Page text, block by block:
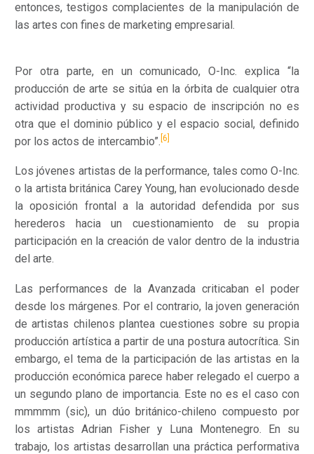
entonces, testigos complacientes de la manipulación de
las artes con fines de marketing empresarial.
Por otra parte, en un comunicado, O-Inc. explica “la
producción de arte se sitúa en la órbita de cualquier otra
actividad productiva y su espacio de inscripción no es
otra que el dominio público y el espacio social, definido
por los actos de intercambio”. [6]
Los jóvenes artistas de la performance, tales como O-Inc.
o la artista británica Carey Young, han evolucionado desde
la oposición frontal a la autoridad defendida por sus
herederos hacia un cuestionamiento de su propia
participación en la creación de valor dentro de la industria
del arte.
Las performances de la Avanzada criticaban el poder
desde los márgenes. Por el contrario, la joven generación
de artistas chilenos plantea cuestiones sobre su propia
producción artística a partir de una postura autocrítica. Sin
embargo, el tema de la participación de las artistas en la
producción económica parece haber relegado el cuerpo a
un segundo plano de importancia. Este no es el caso con
mmmmm (sic), un dúo británico-chileno compuesto por
los artistas Adrian Fisher y Luna Montenegro. En su
trabajo, los artistas desarrollan una práctica performativa